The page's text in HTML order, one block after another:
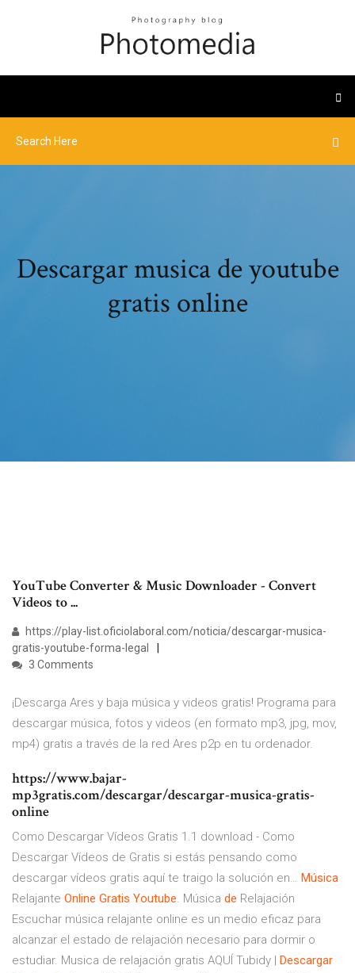
Descargar musica de youtube
gratis online
YouTube Converter & Music Downloader - Convert
Videos to ...
https://play-list.oficiolaboral.com/noticia/descargar-musica-
gratis-youtube-forma-legal
3 Comments
¡Descarga Ares y baja música y videos gratis! Programa para
descargar música, fotos y videos (en formato mp3, jpg, mov,
mp4) gratis a través de la red Ares p2p en tu ordenador.
https://www.bajar-
mp3gratis.com/descargar/descargar-musica-gratis-
online
Como Descargar Vídeos Gratis 1.1 download - Como
Descargar Vídeos de Gratis si estás pensando como
descargar vídeos gratis aquí te traigo la solución en… Música
Relajante Online Gratis Youtube. Música de Relajación
Escuchar música relajante online es un medio eficaz para
alcanzar el estado de relajación necesario para dormir o
estudiar. Musica de relajación gratis AQUÍ Tubidy |
Descargar